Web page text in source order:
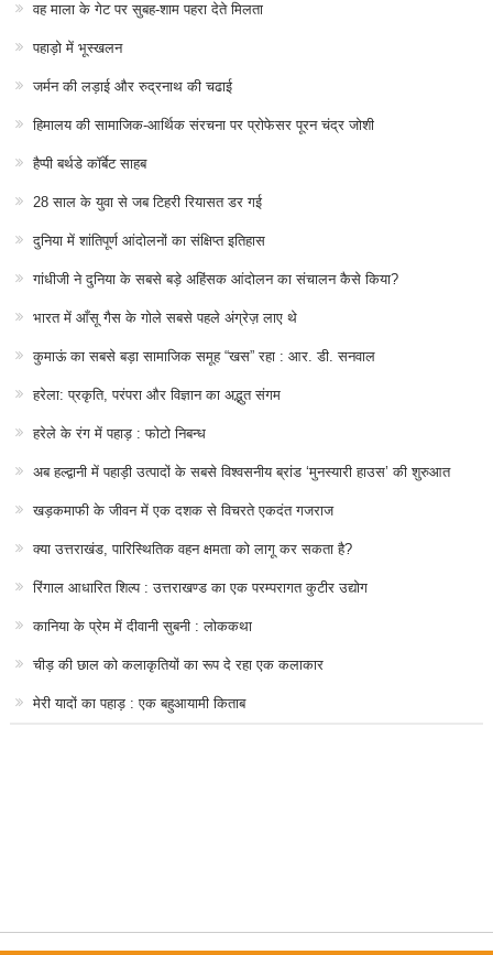
वह माला के गेट पर सुबह-शाम पहरा देते मिलता
पहाड़ो में भूस्खलन
जर्मन की लड़ाई और रुद्रनाथ की चढाई
हिमालय की सामाजिक-आर्थिक संरचना पर प्रोफेसर पूरन चंद्र जोशी
हैप्पी बर्थडे कॉर्बेट साहब
28 साल के युवा से जब टिहरी रियासत डर गई
दुनिया में शांतिपूर्ण आंदोलनों का संक्षिप्त इतिहास
गांधीजी ने दुनिया के सबसे बड़े अहिंसक आंदोलन का संचालन कैसे किया?
भारत में आँसू गैस के गोले सबसे पहले अंग्रेज़ लाए थे
कुमाऊं का सबसे बड़ा सामाजिक समूह “खस” रहा : आर. डी. सनवाल
हरेला: प्रकृति, परंपरा और विज्ञान का अद्भुत संगम
हरेले के रंग में पहाड़ : फोटो निबन्ध
अब हल्द्वानी में पहाड़ी उत्पादों के सबसे विश्वसनीय ब्रांड ‘मुनस्यारी हाउस’ की शुरुआत
खड़कमाफी के जीवन में एक दशक से विचरते एकदंत गजराज
क्या उत्तराखंड, पारिस्थितिक वहन क्षमता को लागू कर सकता है?
रिंगाल आधारित शिल्प : उत्तराखण्ड का एक परम्परागत कुटीर उद्योग
कानिया के प्रेम में दीवानी सुबनी : लोककथा
चीड़ की छाल को कलाकृतियों का रूप दे रहा एक कलाकार
मेरी यादों का पहाड़ : एक बहुआयामी किताब